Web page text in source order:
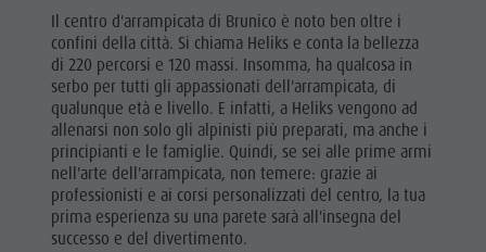
Il centro d'arrampicata di Brunico è noto ben oltre i
confini della città. Si chiama Heliks e conta la bellezza
di 220 percorsi e 120 massi. Insomma, ha qualcosa in
serbo per tutti gli appassionati dell'arrampicata, di
qualunque età e livello. E infatti, a Heliks vengono ad
allenarsi non solo gli alpinisti più preparati, ma anche i
principianti e le famiglie. Quindi, se sei alle prime armi
nell'arte dell'arrampicata, non temere: grazie ai
professionisti e ai corsi personalizzati del centro, la tua
prima esperienza su una parete sarà all'insegna del
successo e del divertimento.